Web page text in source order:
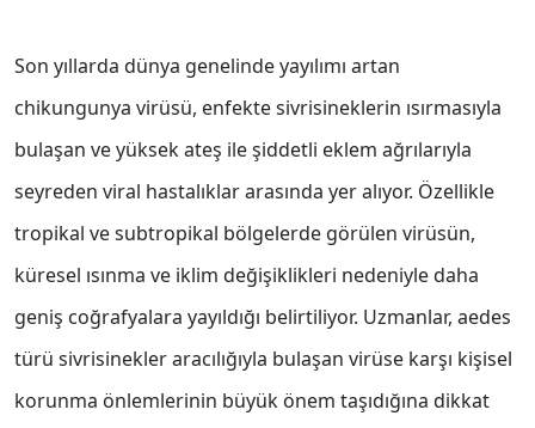
Son yıllarda dünya genelinde yayılımı artan
chikungunya virüsü, enfekte sivrisineklerin ısırmasıyla
bulaşan ve yüksek ateş ile şiddetli eklem ağrılarıyla
seyreden viral hastalıklar arasında yer alıyor. Özellikle
tropikal ve subtropikal bölgelerde görülen virüsün,
küresel ısınma ve iklim değişiklikleri nedeniyle daha
geniş coğrafyalara yayıldığı belirtiliyor. Uzmanlar, aedes
türü sivrisinekler aracılığıyla bulaşan virüse karşı kişisel
korunma önlemlerinin büyük önem taşıdığına dikkat